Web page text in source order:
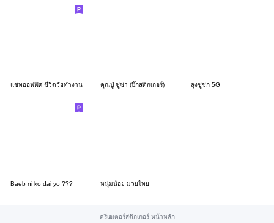
แชทออฟฟิศ ชีวิตวัยทำงาน คุณปู่ ซู่ซ่า (บิ๊กสติกเกอร์) ลุงชูชก 5G
Baeb ni ko dai yo ??? หนุ่มน้อย มวยไทย
ครีเอเตอร์สติกเกอร์ หน้าหลัก